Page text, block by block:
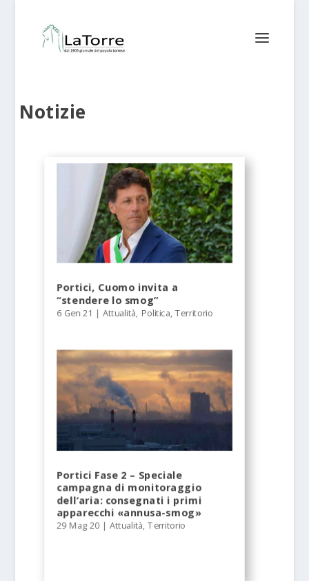
Notizie
Portici, Cuomo invita a
“stendere lo smog”
6 Gen 21 |Attualità, Politica,Territorio
Portici Fase 2 – Speciale
campagna di monitoraggio
dell’aria: consegnati i primi
apparecchi «annusa-smog»
29 Mag 20 |Attualità,Territorio